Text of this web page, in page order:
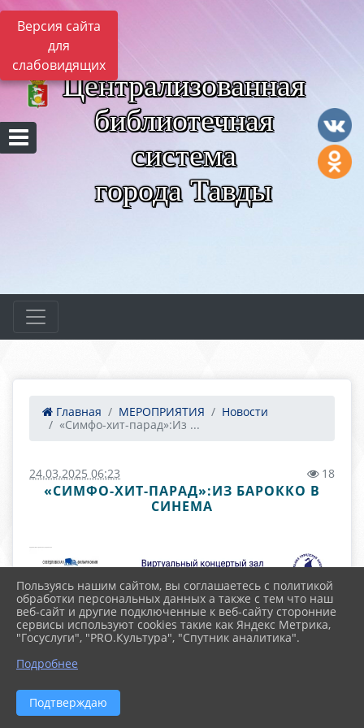
Версия сайта
для
слабовидящих
Централизованная
библиотечная
система
города Тавды
Главная МЕРОПРИЯТИЯ
Новости
«Симфо-хит-парад»:Из ...
24.03.2025 06:23 18
«СИМФО-ХИТ-ПАРАД»:ИЗ БАРОККО В
СИНЕМА
Пользуясь нашим сайтом, вы соглашаетесь с политикой
обработки персональных данных а также с тем что наш
веб-сайт и другие подключенные к веб-сайту сторонние
сервисы используют cookies такие как Яндекс Метрика,
"Госуслуги", "PRO.Культура", "Спутник аналитика".
Подробнее
Подтверждаю